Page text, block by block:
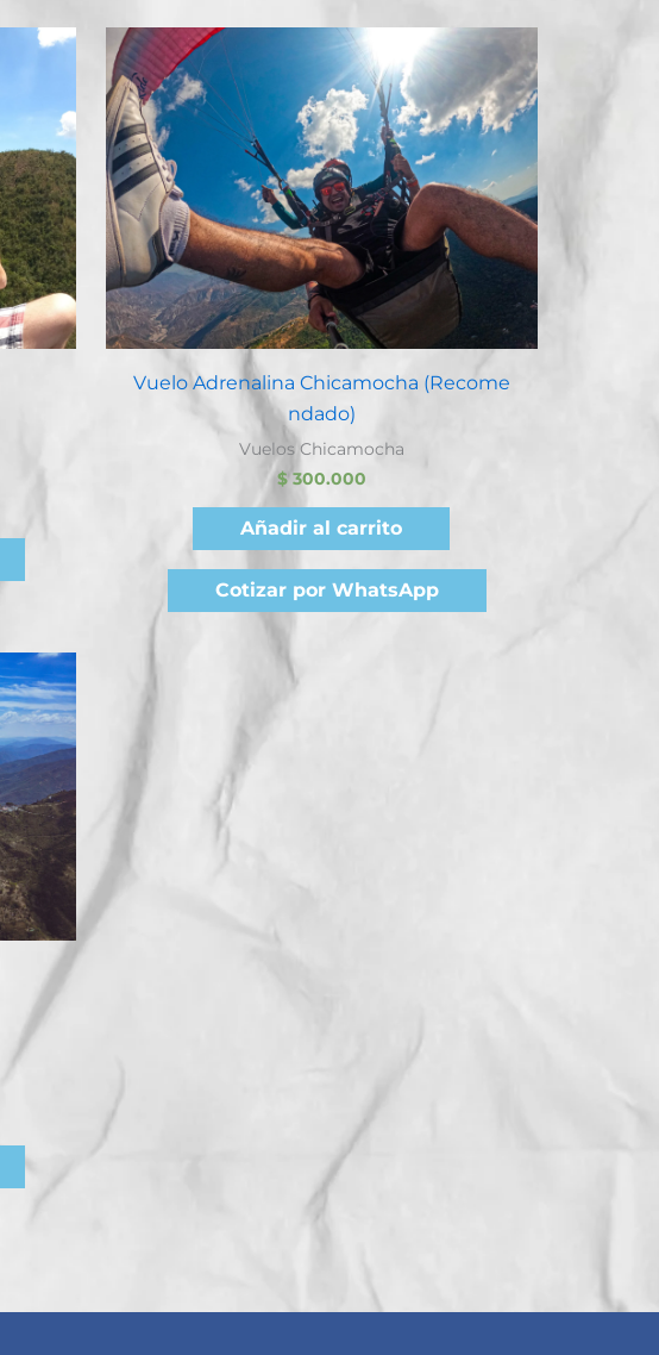
Quick View
Vuelo Adrenalina Chicamocha (Recome
ndado)
Vuelos Chicamocha
$300.000
Añadir al carrito
Cotizar por WhatsApp